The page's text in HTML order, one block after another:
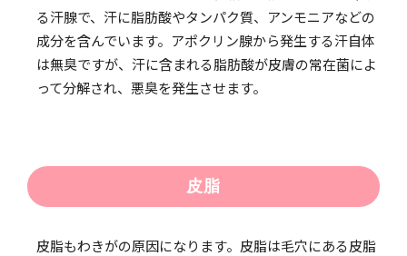
る汗腺で、汗に脂肪酸やタンパク質、アンモニアなどの
成分を含んでいます。アポクリン腺から発生する汗自体
は無臭ですが、汗に含まれる脂肪酸が皮膚の常在菌によ
って分解され、悪臭を発生させます。
皮脂
皮脂もわきがの原因になります。皮脂は毛穴にある皮脂